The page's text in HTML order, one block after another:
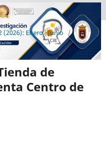
(2026): Enero - Junio /
de
Centro de